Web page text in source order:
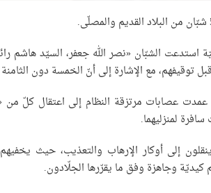
استدعت الشبّان «نصر الله جعفر، السيّد
توقيفهم، مع الإشارة إلى أنّ الخمسة دون
عمدت عصابات مرتزقة النظام إلى اعتقال كلّ
لمنزليهما.
إلى أوكار الإرهاب والتعذيب، حيث يخفيهم
كيديّة وجاهزة وفق ما يقرّرها الجلّادون.